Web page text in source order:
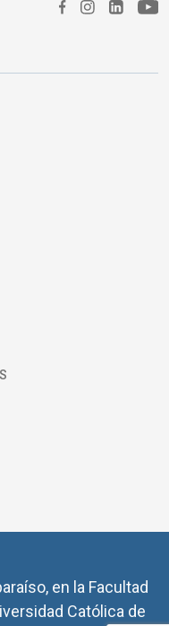
en la Facultad
Católica de